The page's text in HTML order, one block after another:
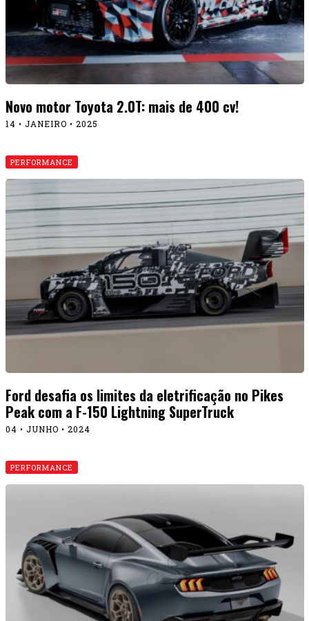
Novo motor Toyota 2.0T: mais de 400 cv!
14 • JANEIRO • 2025
PERFORMANCE
Ford desafia os limites da eletrificação no Pikes
Peak com a F-150 Lightning SuperTruck
04 • JUNHO • 2024
PERFORMANCE